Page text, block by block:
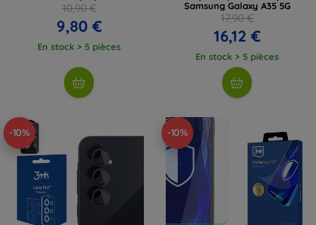
10,90 €
9,80 €
En stock > 5 pièces
Samsung Galaxy A35 5G
17,90 €
16,12 €
En stock > 5 pièces
-10% -10%